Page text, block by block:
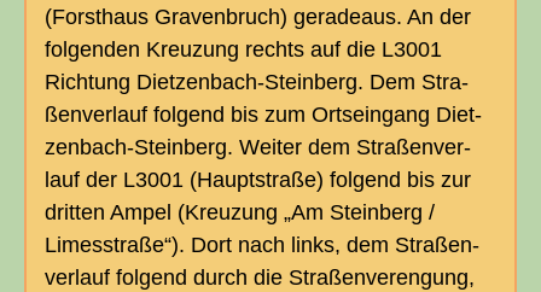
(Forst­haus Gra­ven­bruch) gera­de­aus. An der
fol­gen­den Kreu­zung rechts auf die L3001
Rich­tung Diet­zen­bach-Stein­berg. Dem Stra­
ßen­ver­lauf fol­gend bis zum Orts­ein­gang Diet­
zen­bach-Stein­berg. Wei­ter dem Stra­ßen­ver­
lauf der L3001 (Haupt­stra­ße) fol­gend bis zur
drit­ten Ampel (Kreu­zung „Am Stein­berg /
Limes­stra­ße“). Dort nach links, dem Stra­ßen­
ver­lauf fol­gend durch die Stra­ßen­ver­en­gung,